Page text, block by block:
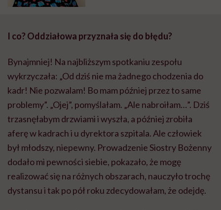
I co? Oddziałowa przyznała się do błędu?
Bynajmniej! Na najbliższym spotkaniu zespołu
wykrzyczała: „Od dziś nie ma żadnego chodzenia do
kadr! Nie pozwalam! Bo mam później przez to same
problemy”. „Ojej”, pomyślałam. „Ale nabroiłam…”. Dziś
trzasnęłabym drzwiami i wyszła, a później zrobiła
aferę w kadrach i u dyrektora szpitala.Ale człowiek
był młodszy, niepewny. Prowadzenie Siostry Bożenny
dodało mi pewności siebie, pokazało, że mogę
realizować się na różnych obszarach, nauczyło trochę
dystansu i tak po pół roku zdecydowałam, że odejdę.